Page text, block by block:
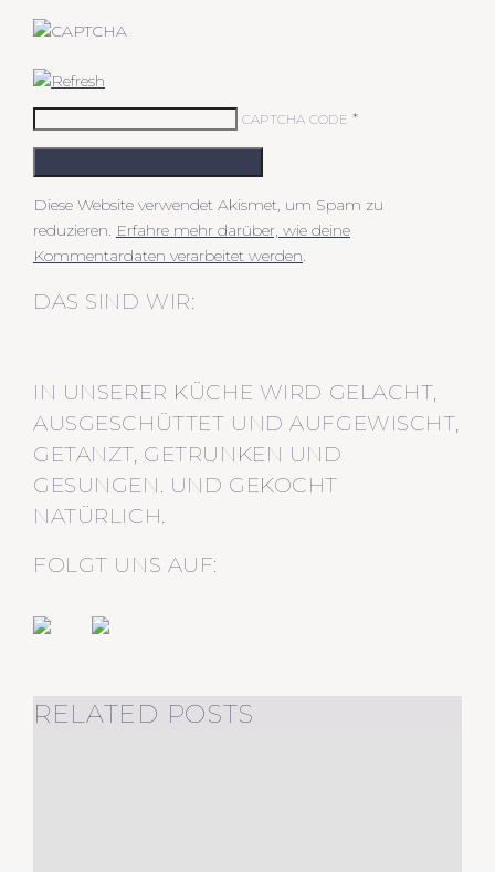
CAPTCHA CODE *
Diese Website verwendet Akismet, um Spam zu
reduzieren. Erfahre mehr darüber, wie deine
Kommentardaten verarbeitet werden.
DAS SIND WIR:
IN UNSERER KÜCHE WIRD GELACHT,
AUSGESCHÜTTET UND AUFGEWISCHT,
GETANZT, GETRUNKEN UND
GESUNGEN. UND GEKOCHT
NATÜRLICH.
FOLGT UNS AUF:
RELATED POSTS